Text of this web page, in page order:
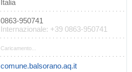
Italia
0863-950741
Internazionale: +39 0863-950741
Caricamento...
comune.balsorano.aq.it